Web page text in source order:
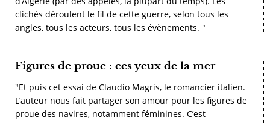
clichés déroulent le fil de cette guerre, selon tous les
angles, tous les acteurs, tous les évènements. "
Figures de proue : ces yeux de la mer
"Et puis cet essai de Claudio Magris, le romancier italien.
L’auteur nous fait partager son amour pour les figures de
proue des navires, notamment féminines. C’est